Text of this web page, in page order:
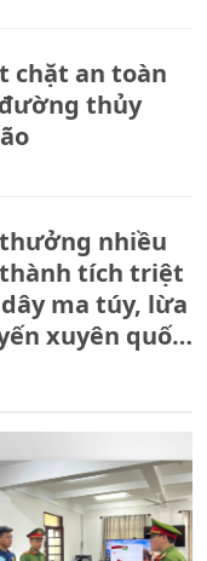
chặt an toàn
thủy
nhiều
tích triệt
ma túy, lừa
xuyên quốc